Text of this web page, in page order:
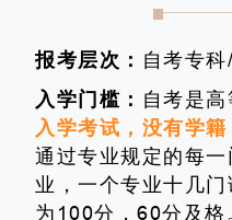
报考层次： 自考专
入学门槛： 自考是高
入学考试，没有学籍
通过专业规定的每
业，一个专业十几
为100分，60分及格